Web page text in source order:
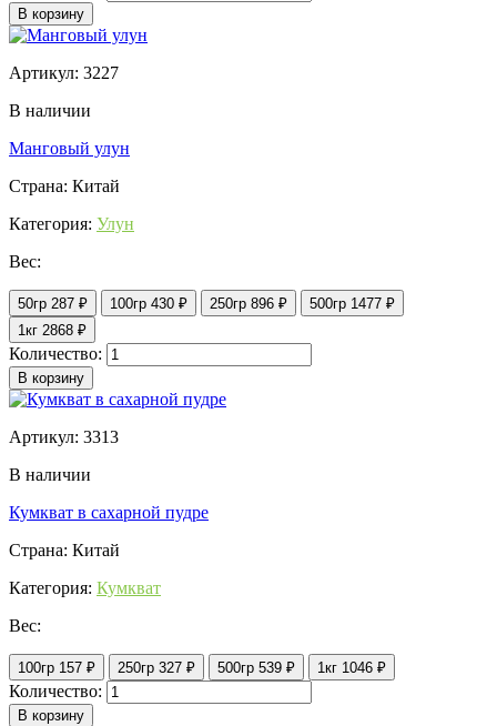
В корзину
Артикул: 3227
В наличии
Манговый улун
Страна: Китай
Категория: Улун
Вес:
50гр 287 ₽ 100гр 430 ₽ 250гр 896 ₽ 500гр 1477 ₽
1кг 2868 ₽
Количество:
В корзину
Артикул: 3313
В наличии
Кумкват в сахарной пудре
Страна: Китай
Категория: Кумкват
Вес:
100гр 157 ₽ 250гр 327 ₽ 500гр 539 ₽ 1кг 1046 ₽
Количество:
В корзину